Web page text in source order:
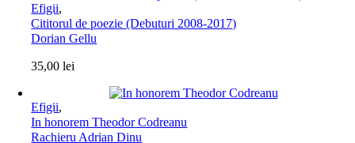
Efigii,
Cititorul de poezie (Debuturi 2008-2017)
Dorian Gellu
35,00lei
Efigii,
In honorem Theodor Codreanu
Rachieru Adrian Dinu